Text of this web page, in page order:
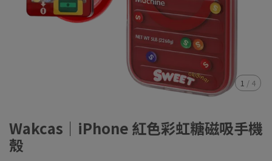
1 / 4
Wakcas｜iPhone 紅色彩虹糖磁吸手機
殼